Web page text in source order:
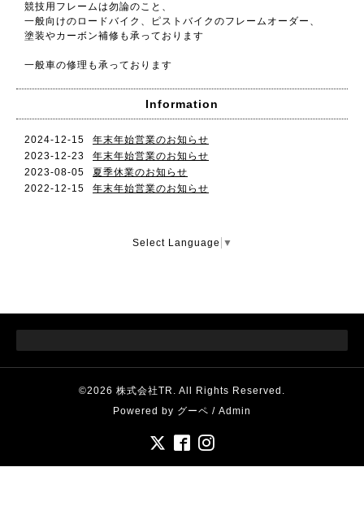
競技用フレームは勿論のこと、
一般向けのロードバイク、ピストバイクのフレームオーダー、
塗装やカーボン補修も承っております
一般車の修理も承っております
Information
2024-12-15
年末年始営業のお知らせ
2023-12-23
年末年始営業のお知らせ
2023-08-05
夏季休業のお知らせ
2022-12-15
年末年始営業のお知らせ
Select Language ▼
©2026 株式会社TR . All Rights Reserved.
Powered by グーペ / Admin